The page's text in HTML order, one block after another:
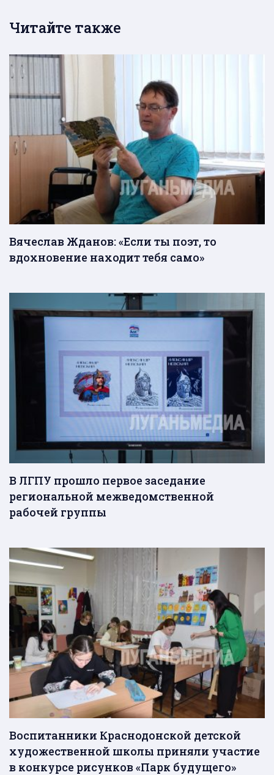
Читайте также
Вячеслав Жданов: «Если ты поэт, то
вдохновение находит тебя само»
В ЛГПУ прошло первое заседание
региональной межведомственной
рабочей группы
Воспитанники Краснодонской детской
художественной школы приняли участие
в конкурсе рисунков «Парк будущего»